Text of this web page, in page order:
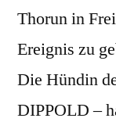
Thorun in
Ereignis zu
Die Hündin
DIPPOLD –